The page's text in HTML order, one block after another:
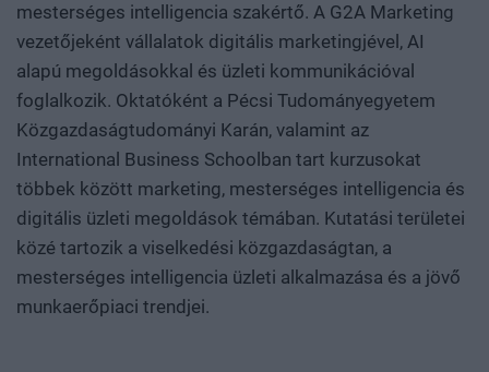
mesterséges intelligencia szakértő. A G2A Marketing
vezetőjeként vállalatok digitális marketingjével, AI
alapú megoldásokkal és üzleti kommunikációval
foglalkozik. Oktatóként a Pécsi Tudományegyetem
Közgazdaságtudományi Karán, valamint az
International Business Schoolban tart kurzusokat
többek között marketing, mesterséges intelligencia és
digitális üzleti megoldások témában. Kutatási területei
közé tartozik a viselkedési közgazdaságtan, a
mesterséges intelligencia üzleti alkalmazása és a jövő
munkaerőpiaci trendjei.